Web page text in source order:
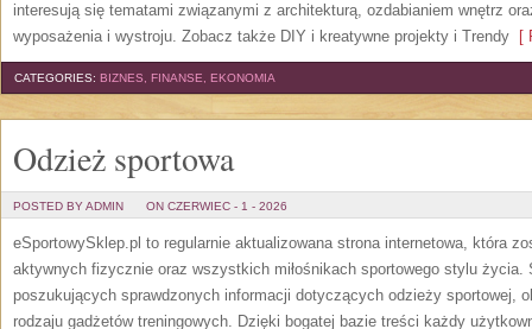
interesują się tematami związanymi z architekturą, ozdabianiem wnętrz
wyposażenia i wystroju. Zobacz także DIY i kreatywne projekty i Trendy [
CATEGORIES: BIZNES, FINANSE, EKONOMIA
Odzież sportowa
POSTED BY ADMIN ON CZERWIEC - 1 - 2026
eSportowySklep.pl to regularnie aktualizowana strona internetowa, która
aktywnych fizycznie oraz wszystkich miłośnikach sportowego stylu życia.
poszukujących sprawdzonych informacji dotyczących odzieży sportowej,
rodzaju gadżetów treningowych. Dzięki bogatej bazie treści każdy